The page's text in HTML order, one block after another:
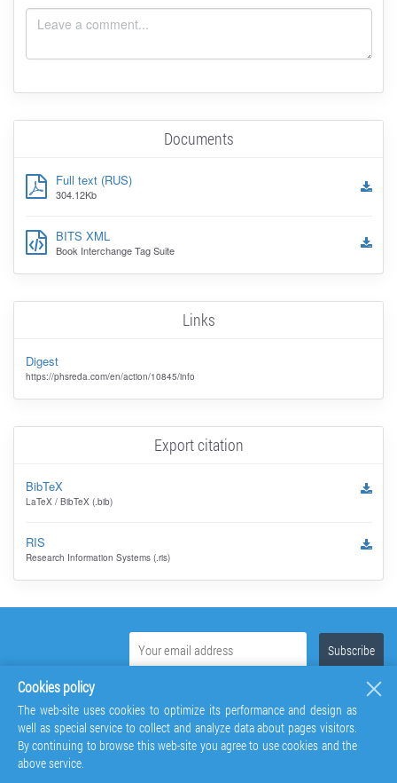
Documents
Full text (RUS)
304.12Kb
BITS XML
Book Interchange Tag Suite
Links
Digest
https://phsreda.com/en/action/10845/info
Export citation
BibTeX
LaTeX / BibTeX (.bib)
RIS
Research Information Systems (.ris)
Cookies policy
The web-site uses cookies to optimize its performance and design as
well as special service to collect and analyze data about pages visitors.
By continuing to browse this web-site you agree to use cookies and the
above service.